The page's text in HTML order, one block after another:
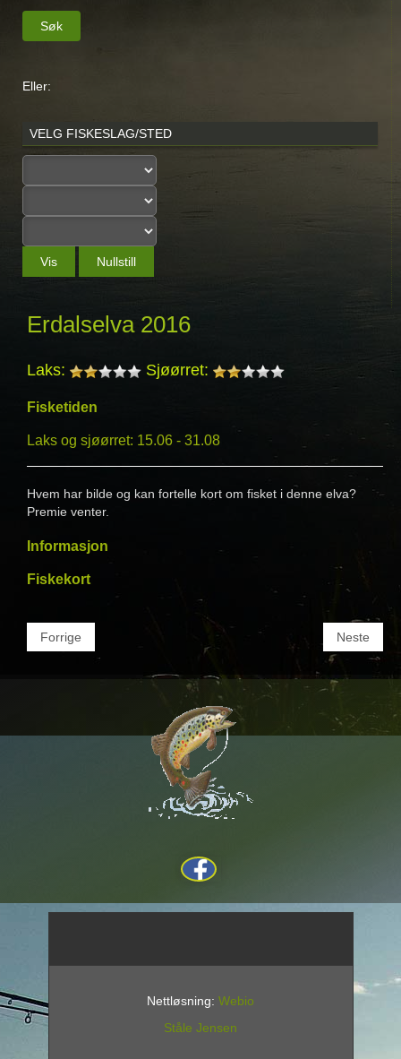
Søk
Eller:
VELG FISKESLAG/STED
Erdalselva 2016
Laks: Sjøørret:
Fisketiden
Laks og sjøørret: 15.06 - 31.08
Hvem har bilde og kan fortelle kort om fisket i denne elva?
Premie venter.
Informasjon
Fiskekort
Forrige Neste
Nettløsning: Webio
Ståle Jensen